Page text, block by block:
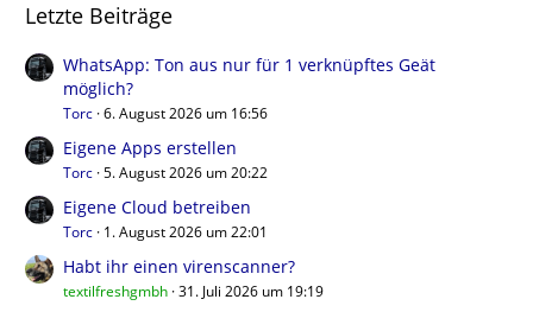
Letzte Beiträge
WhatsApp: Ton aus nur für 1 verknüpftes Geät
möglich?
Torc 6. August 2026 um 16:56
Eigene Apps erstellen
Torc 5. August 2026 um 20:22
Eigene Cloud betreiben
Torc 1. August 2026 um 22:01
Habt ihr einen virenscanner?
textilfreshgmbh 31. Juli 2026 um 19:19